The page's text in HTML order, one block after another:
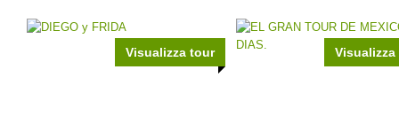
Visualizza tour